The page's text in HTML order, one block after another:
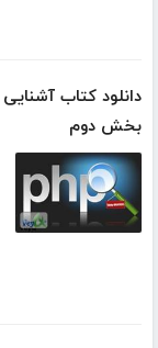
بخش دوم